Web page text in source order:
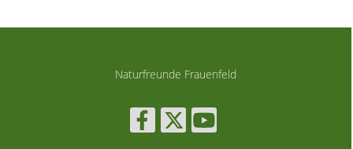
Naturfreunde Frauenfeld